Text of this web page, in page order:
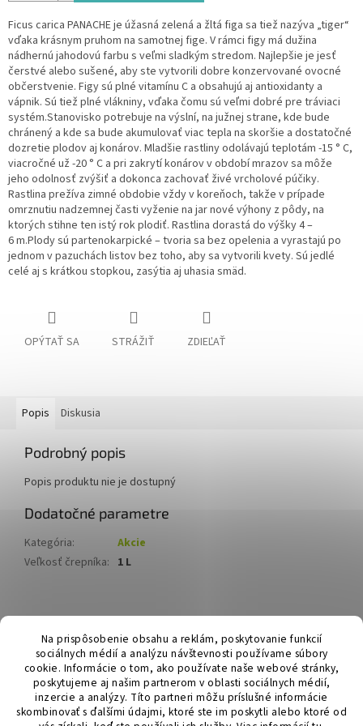
Na prispôsobenie obsahu a reklám, poskytovanie funkcií
sociálnych médií a analýzu návštevnosti používame súbory
cookie. Informácie o tom, ako používate naše webové stránky,
poskytujeme aj našim partnerom v oblasti sociálnych médií,
inzercie a analýzy. Títo partneri môžu príslušné informácie
skombinovať s ďalšími údajmi, ktoré ste im poskytli alebo ktoré od
Ficus carica PANACHE je úžasná zelená a žltá figa sa tiež nazýva „tiger“
vďaka krásnym pruhom na samotnej fige. V rámci figy má dužina
nádhernú jahodovú farbu s veľmi sladkým stredom. Najlepšie je jesť
čerstvé alebo sušené, aby ste vytvorili dobre konzervované ovocné
občerstvenie. Figy sú plné vitamínu C a obsahujú aj antioxidanty a
vápnik. Sú tiež plné vlákniny, vďaka čomu sú veľmi dobré pre tráviaci
systém.Stanovisko potrebuje na výslní, na južnej strane, kde bude
chránený a kde sa bude akumulovať viac tepla na skoršie a dostatočné
dozretie plodov aj konárov. Mladšie rastliny odolávajú teplotám -15 ° C,
viacročné už -20 ° C a pri zakrytí konárov v období mrazov sa môže
jeho odolnosť zvýšiť a dokonca zachovať živé vrcholové púčiky.
Rastlina prežíva zimné obdobie vždy v koreňoch, takže v prípade
omrznutiu nadzemnej časti vyženie na jar nové výhony z pôdy, na
ktorých stihne ten istý rok plodiť. Rastlina dorastá do výšky 4 –
6 m.Plody sú partenokarpické – tvoria sa bez opelenia a vyrastajú po
jednom v pazuchách listov bez toho, aby sa vytvorili kvety. Sú jedlé
celé aj s krátkou stopkou, zasýtia aj uhasia smäd.
OPÝTAŤ SA STRÁŽIŤ ZDIEĽAŤ
Popis Diskusia
Podrobný popis
Popis produktu nie je dostupný
Dodatočné parametre
Kategória:
Akcie
Veľkosť črepníka: 1 L
á
Hurmikaki.com